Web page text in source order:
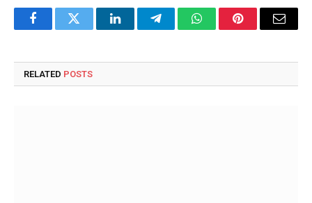
FacebookTwitter LinkedInTelegramWhatsAppPinterestEmail
RELATED POSTS